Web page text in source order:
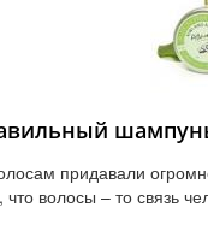
придавали
волосы – то связь